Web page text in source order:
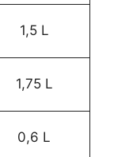
1,5 L
1,75 L
0,6 L